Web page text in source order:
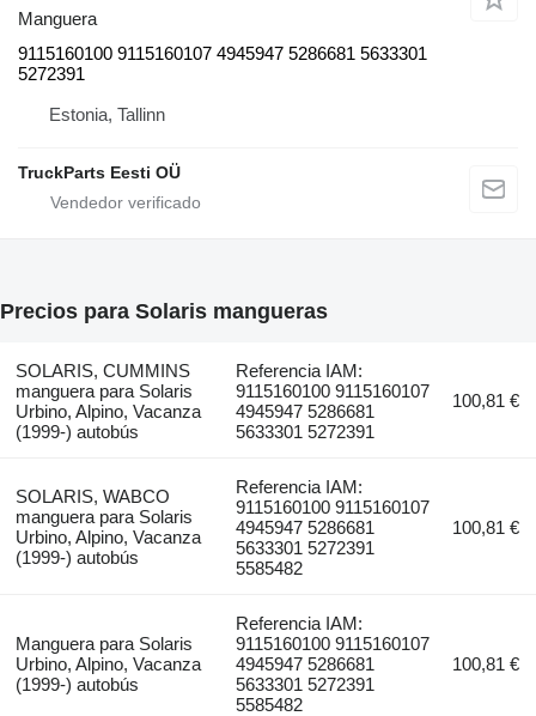
Manguera
9115160100 9115160107 4945947 5286681 5633301
5272391
Estonia, Tallinn
TruckParts Eesti OÜ
Precios para Solaris mangueras
SOLARIS, CUMMINS
manguera para Solaris
Urbino, Alpino, Vacanza
(1999-) autobús
Referencia IAM:
9115160100 9115160107
4945947 5286681
5633301 5272391
100,81 €
SOLARIS, WABCO
manguera para Solaris
Urbino, Alpino, Vacanza
(1999-) autobús
Referencia IAM:
9115160100 9115160107
4945947 5286681
5633301 5272391
5585482
100,81 €
Manguera para Solaris
Urbino, Alpino, Vacanza
(1999-) autobús
Referencia IAM:
9115160100 9115160107
4945947 5286681
5633301 5272391
5585482
100,81 €